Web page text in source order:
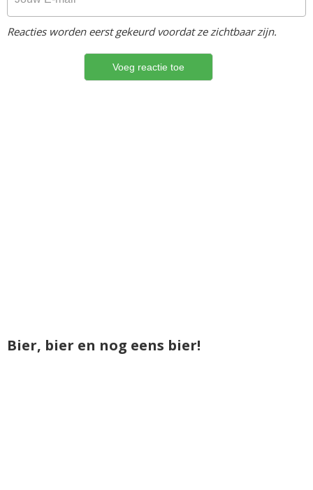
Reacties worden eerst gekeurd voordat ze zichtbaar zijn.
Bier, bier en nog eens bier!